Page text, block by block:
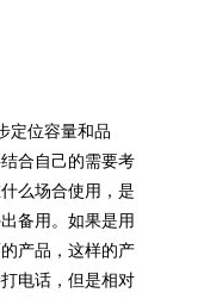
位容量和品
合自己的需要考
么场合使用，是
备用。如果是用
产品，这样的产
电话，但是相对